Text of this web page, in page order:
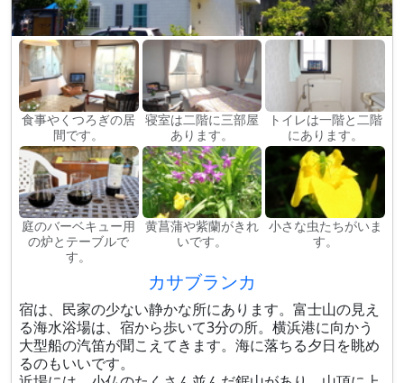
食事やくつろぎの居
間です。
寝室は二階に三部屋
あります。
トイレは一階と二階
にあります。
庭のバーベキュー用
の炉とテーブルで
す。
黄菖蒲や紫蘭がきれ
いです。
小さな虫たちがいま
す。
カサブランカ
宿は、民家の少ない静かな所にあります。富士山の見え
る海水浴場は、宿から歩いて3分の所。横浜港に向かう
大型船の汽笛が聞こえてきます。海に落ちる夕日を眺め
るのもいいです。